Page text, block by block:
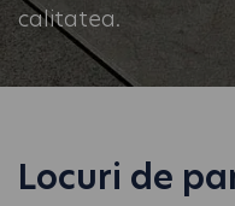
calitatea.
Locuri de